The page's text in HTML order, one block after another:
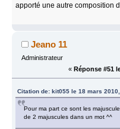
apporté une autre composition
Jeano 11
Administrateur
« Réponse #51
Citation de: kit055 le 18 mars
Pour ma part ce sont les
de 2 majuscules dans un mot ^^